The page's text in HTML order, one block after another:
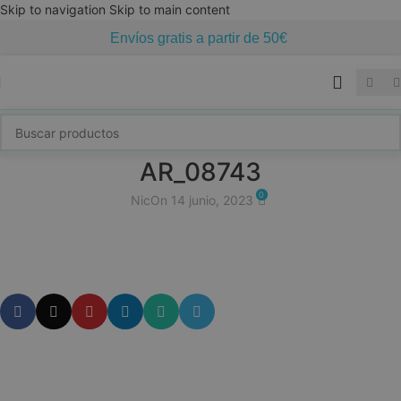
Skip to navigation Skip to main content
Envíos gratis a partir de 50€
AR_08743
NicOn 14 junio, 2023 0